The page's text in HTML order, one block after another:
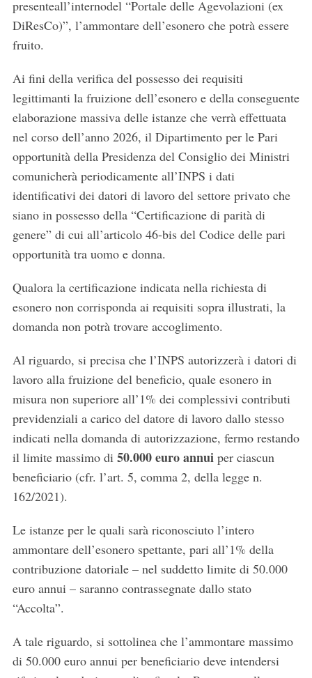
presenteall’internodel “Portale delle Agevolazioni (ex
DiResCo)”, l’ammontare dell’esonero che potrà essere
fruito.
Ai fini della verifica del possesso dei requisiti
legittimanti la fruizione dell’esonero e della conseguente
elaborazione massiva delle istanze che verrà effettuata
nel corso dell’anno 2026, il Dipartimento per le Pari
opportunità della Presidenza del Consiglio dei Ministri
comunicherà periodicamente all’INPS i dati
identificativi dei datori di lavoro del settore privato che
siano in possesso della “Certificazione di parità di
genere” di cui all’articolo 46-bis del Codice delle pari
opportunità tra uomo e donna.
Qualora la certificazione indicata nella richiesta di
esonero non corrisponda ai requisiti sopra illustrati, la
domanda non potrà trovare accoglimento.
Al riguardo, si precisa che l’INPS autorizzerà i datori di
lavoro alla fruizione del beneficio, quale esonero in
misura non superiore all’1% dei complessivi contributi
previdenziali a carico del datore di lavoro dallo stesso
indicati nella domanda di autorizzazione, fermo restando
il limite massimo di 50.000 euro annuiper ciascun
beneficiario (cfr. l’art. 5, comma 2, della legge n.
162/2021).
Le istanze per le quali sarà riconosciuto l’intero
ammontare dell’esonero spettante, pari all’1% della
contribuzione datoriale – nel suddetto limite di 50.000
euro annui – saranno contrassegnate dallo stato
“Accolta”.
A tale riguardo, si sottolinea che l’ammontare massimo
di 50.000 euro annui per beneficiario deve intendersi
f
: